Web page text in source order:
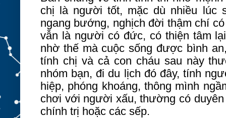
chị là người tốt, mặc dù nhiều lúc
ngang bướng, nghịch đời thậm chí
vẫn là người có đức, có thiện tâm
nhờ thế mà cuộc sống được bình
tính chị và cả con cháu sau này
nhóm bạn, đi du lịch đó đây, tính
hiệp, phóng khoáng, thông mình
chơi với người xấu, thường có
chính trị hoặc các sếp.